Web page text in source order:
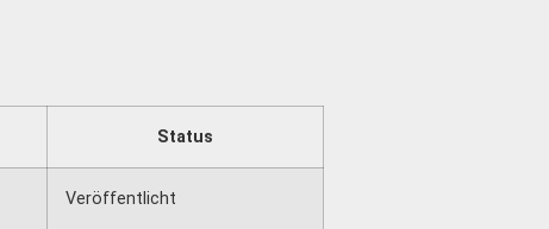
Status
Veröffentlicht